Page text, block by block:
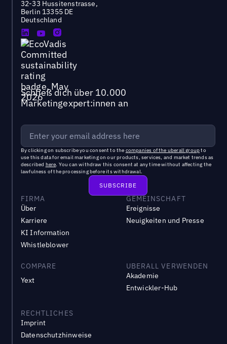
32-33 Hussitenstrasse,
Berlin 13355 DE
Deutschland
Schließ dich über 10.000
Marketingexpert:innen an
By clicking on subscribe you consent to the companies of the uberall groupto
use this data for email marketing on our products, services, and market trends as
described here. You can withdraw this consent at any time without affecting the
lawfulness of the processing before its withdrawal.
FIRMA
Über
Karriere
KI Information
Whistleblower
GEMEINSCHAFT
Ereignisse
Neuigkeiten und Presse
COMPARE
Yext
UBERALL VERWENDEN
Akademie
Entwickler-Hub
RECHTLICHES
Imprint
Datenschutzhinweise